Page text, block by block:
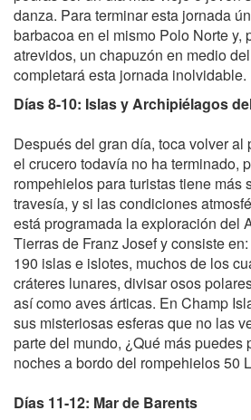
danza. Para terminar esta jornada
barbacoa en el mismo Polo Norte y,
atrevidos, un chapuzón en medio
completará esta jornada inolvidable.
Días 8-10: Islas y Archipiélagos
Después del gran día, toca volver al
el crucero todavía no ha terminado,
rompehielos para turistas tiene más
travesía, y si las condiciones
está programada la exploración del
Tierras de Franz Josef y consiste
190 islas e islotes, muchos de los
cráteres lunares, divisar osos
así como aves árticas. En Champ
sus misteriosas esferas que no las
parte del mundo, ¿Qué más puedes
noches a bordo del rompehielos 50
Días 11-12: Mar de Barents